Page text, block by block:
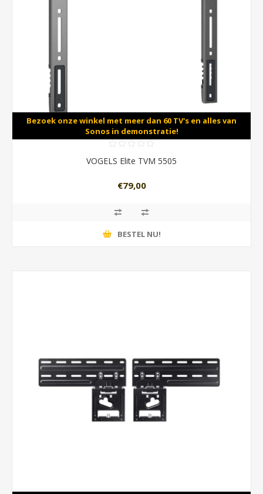
Bezoek onze winkel met meer dan 60 TV's en alles van
Sonos in demonstratie!
VOGELS Elite TVM 5505
€79,00
BESTEL NU!